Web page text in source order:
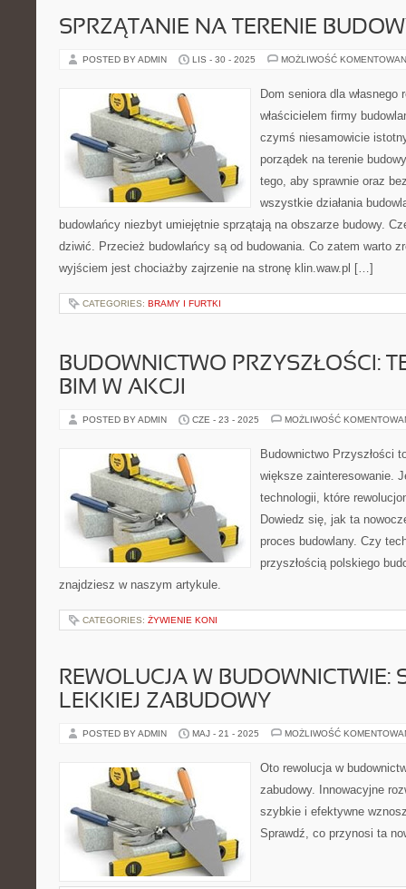
SPRZĄTANIE NA TERENIE
POSTED BY ADMIN LIS - 30 - 2025 MOŻLIWOŚĆ
Dom seniora dla
właścicielem firmy
czymś niesamowicie
porządek na terenie
tego, aby sprawnie oraz
wszystkie działania
budowlańcy niezbyt umiejętnie sprzątają na obszarze budowy.
dziwić. Przecież budowlańcy są od budowania. Co zatem warto
wyjściem jest chociażby zajrzenie na stronę klin.waw.pl […]
CATEGORIES: BRAMY I FURTKI
BUDOWNICTWO PRZYSZŁOŚCI:
BIM W AKCJI
POSTED BY ADMIN CZE - 23 - 2025 MOŻLIWOŚĆ
Budownictwo Przyszłości
większe zainteresowanie.
technologii, które
Dowiedz się, jak ta
proces budowlany. Czy
przyszłością polskiego
znajdziesz w naszym artykule.
CATEGORIES: ŻYWIENIE KONI
REWOLUCJA W BUDOWNICTWIE:
LEKKIEJ ZABUDOWY
POSTED BY ADMIN MAJ - 21 - 2025 MOŻLIWOŚĆ
Oto rewolucja w
zabudowy. Innowacyjne
szybkie i efektywne
Sprawdź, co przynosi ta